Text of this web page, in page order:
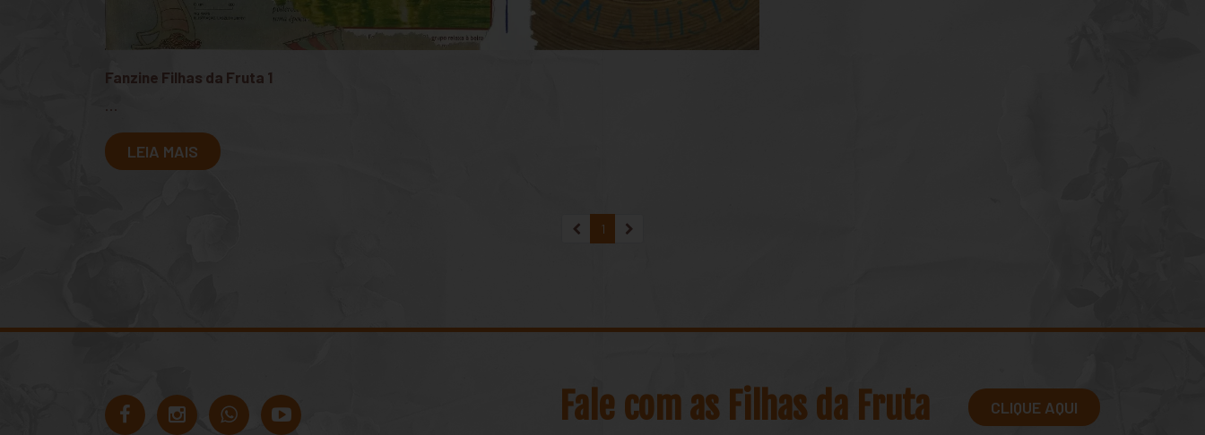
Fanzine Filhas da Fruta 1
LEIA MAIS
1 (atual)
Fale com as Filhas da Fruta CLIQUE AQUI